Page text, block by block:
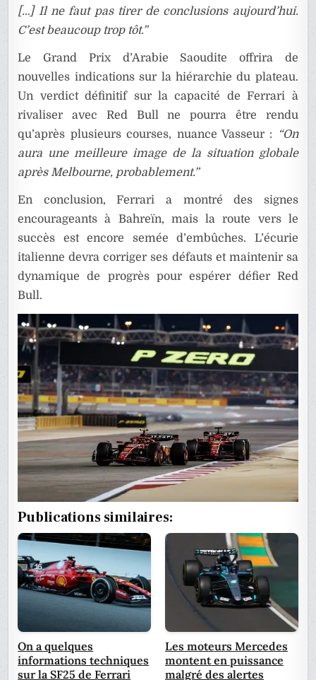
[…] Il ne faut pas tirer de conclusions aujourd’hui.
C’est beaucoup trop tôt.”
Le Grand Prix d’Arabie Saoudite offrira de
nouvelles indications sur la hiérarchie du plateau.
Un verdict définitif sur la capacité de Ferrari à
rivaliser avec Red Bull ne pourra être rendu
qu’après plusieurs courses, nuance Vasseur :
“On
aura une meilleure image de la situation globale
après Melbourne, probablement.”
En conclusion, Ferrari a montré des signes
encourageants à Bahreïn, mais la route vers le
succès est encore semée d’embûches. L’écurie
italienne devra corriger ses défauts et maintenir sa
dynamique de progrès pour espérer défier Red
Bull.
Publications similaires:
On a quelques
informations techniques
sur la SF25 de Ferrari
Les moteurs Mercedes
montent en puissance
malgré des alertes